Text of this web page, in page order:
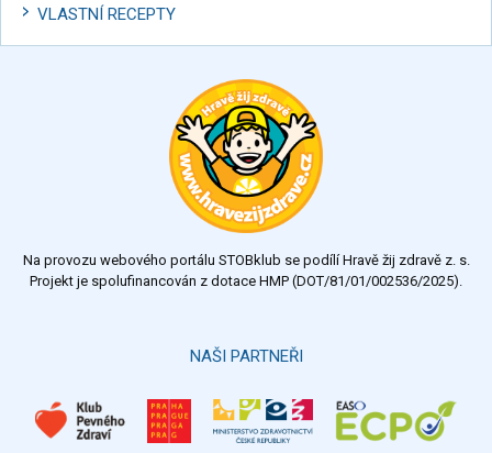
VLASTNÍ RECEPTY
Na provozu webového portálu STOBklub se podílí Hravě žij zdravě z. s.
Projekt je spolufinancován z dotace HMP (DOT/81/01/002536/2025).
NAŠI PARTNEŘI